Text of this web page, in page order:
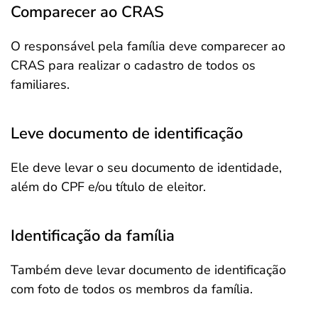
Comparecer ao CRAS
O responsável pela família deve comparecer ao
CRAS para realizar o cadastro de todos os
familiares.
Leve documento de identificação
Ele deve levar o seu documento de identidade,
além do CPF e/ou título de eleitor.
Identificação da família
Também deve levar documento de identificação
com foto de todos os membros da família.